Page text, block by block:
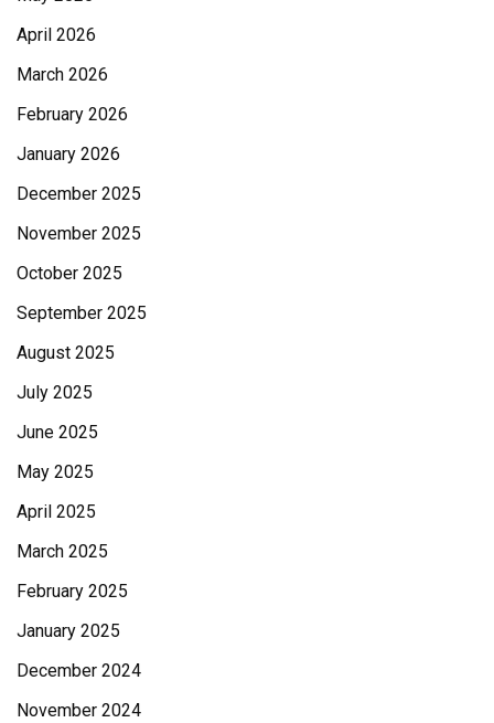
April 2026
March 2026
February 2026
January 2026
December 2025
November 2025
October 2025
September 2025
August 2025
July 2025
June 2025
May 2025
April 2025
March 2025
February 2025
January 2025
December 2024
November 2024